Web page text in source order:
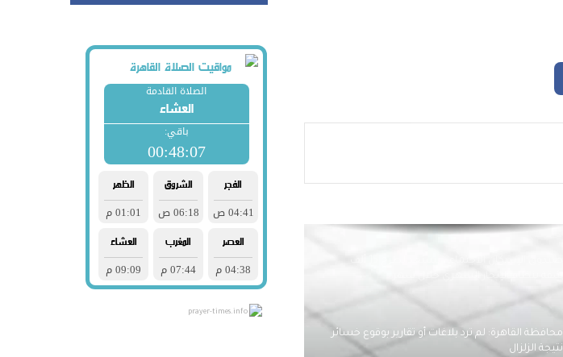
محافظة القاهرة: لم ترد بلاغات أو تقارير بوقوع خسائر
نتيجة الزلزال
prayer-times.info